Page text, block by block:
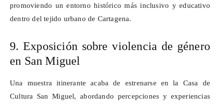
promoviendo un entorno histórico más inclusivo y educativo
dentro del tejido urbano de Cartagena.
9. Exposición sobre violencia de género
en San Miguel
Una muestra itinerante acaba de estrenarse en la Casa de
Cultura San Miguel, abordando percepciones y experiencias